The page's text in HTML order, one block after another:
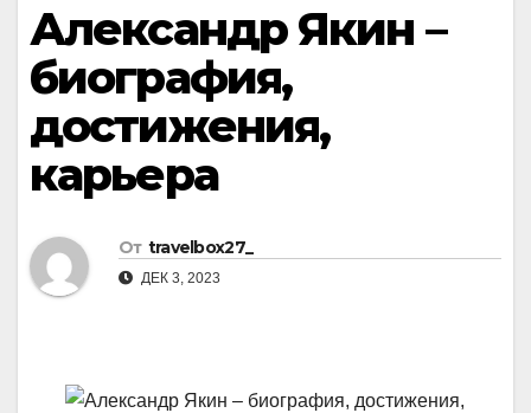
Александр Якин –
биография,
достижения,
карьера
От travelbox27_
ДЕК 3, 2023